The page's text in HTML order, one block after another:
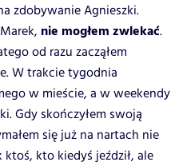
zdobywanie Agnieszki.
nie mogłem zwlekać.
od razu zacząłem
W trakcie tygodnia
w mieście, a w weekendy
Gdy skończyłem swoją
się już na nartach nie
kto kiedyś jeździł, ale